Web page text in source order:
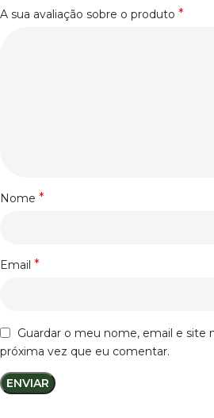
A sua avaliação sobre o produto *
Nome *
Email *
Guardar o meu nome, email e site
próxima vez que eu comentar.